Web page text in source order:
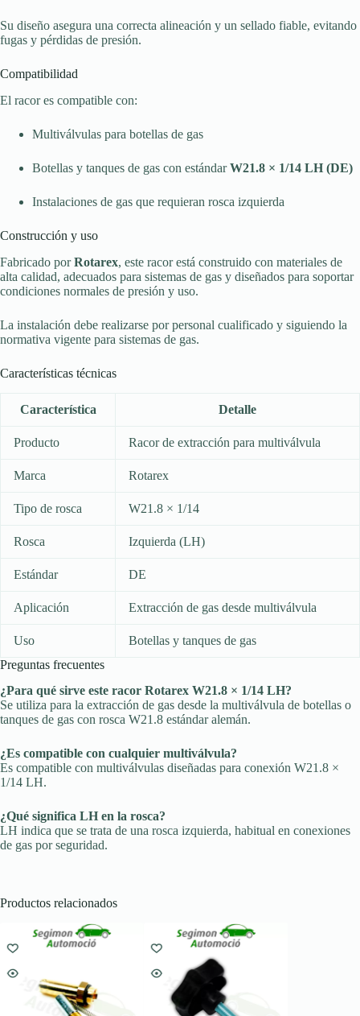
Su diseño asegura una correcta alineación y un sellado fiable, evitando
fugas y pérdidas de presión.
Compatibilidad
El racor es compatible con:
Multiválvulas para botellas de gas
Botellas y tanques de gas con estándarW21.8 × 1/14 LH (DE)
Instalaciones de gas que requieran rosca izquierda
Construcción y uso
Fabricado porRotarex, este racor está construido con materiales de
alta calidad, adecuados para sistemas de gas y diseñados para soportar
condiciones normales de presión y uso.
La instalación debe realizarse por personal cualificado y siguiendo la
normativa vigente para sistemas de gas.
Características técnicas
Característica Detalle
Producto Racor de extracción para multiválvula
Marca Rotarex
Tipo de rosca W21.8 × 1/14
Rosca Izquierda (LH)
Estándar DE
Aplicación Extracción de gas desde multiválvula
Uso
Botellas y tanques de gas
Preguntas frecuentes
¿Para qué sirve este racor Rotarex W21.8 × 1/14 LH?
Se utiliza para la extracción de gas desde la multiválvula de botellas o
tanques de gas con rosca W21.8 estándar alemán.
¿Es compatible con cualquier multiválvula?
Es compatible con multiválvulas diseñadas para conexión W21.8 ×
1/14 LH.
¿Qué significa LH en la rosca?
LH indica que se trata de una rosca izquierda, habitual en conexiones
de gas por seguridad.
Productos relacionados